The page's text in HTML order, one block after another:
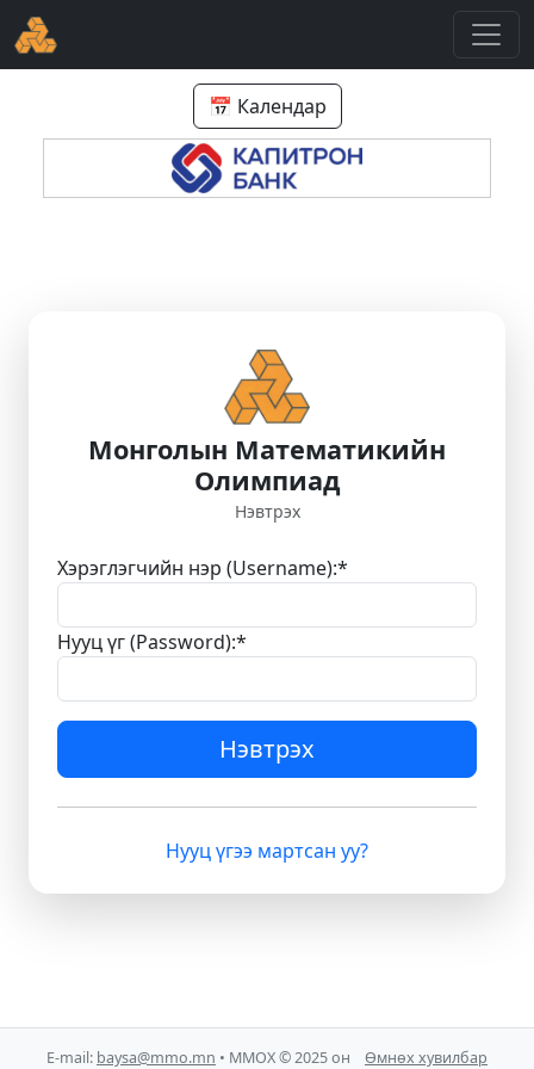
📅 Календар
Монголын Математикийн
Олимпиад
Нэвтрэх
Хэрэглэгчийн нэр (Username):*
Нууц үг (Password):*
Нэвтрэх
Нууц үгээ мартсан уу?
E-mail: baysa@mmo.mn • ММОХ © 2025 он Өмнөх хувилбар